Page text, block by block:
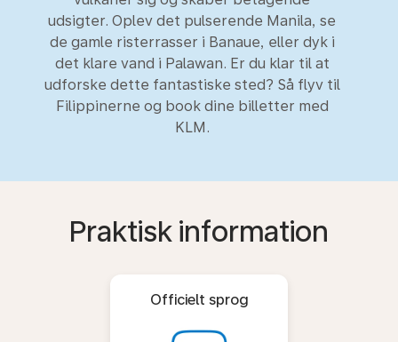
udsigter. Oplev det pulserende Manila, se
de gamle risterrasser i Banaue, eller dyk i
det klare vand i Palawan. Er du klar til at
udforske dette fantastiske sted? Så flyv til
Filippinerne og book dine billetter med
KLM.
Praktisk information
Officielt sprog